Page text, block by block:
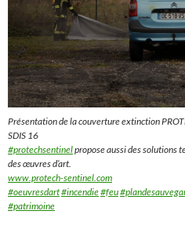
Présentation de la couverture extinction
SDIS 16
#protechsentinelpropose aussi des solutions
des œuvres d’art.
www.protech-sentinel.com
#oeuvresdart#incendie#feu
#patrimoine